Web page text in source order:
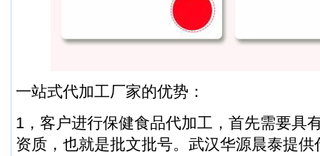
一站式代加工厂家的优势：
1，客户进行保健食品代加工，首先需要具
资质，也就是批文批号。武汉华源晨泰提